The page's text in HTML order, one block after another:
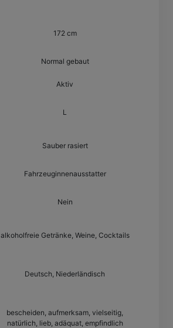
172 cm
Normal gebaut
Aktiv
L
Sauber rasiert
Fahrzeuginnenausstatter
Nein
alkoholfreie Getränke, Weine, Cocktails
Deutsch, Niederländisch
bescheiden, aufmerksam, vielseitig,
natürlich, lieb, adäquat, empfindlich